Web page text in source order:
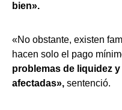
bien».
«No obstante, existen
hacen solo el pago
problemas de liquidez
afectadas», sentenció.